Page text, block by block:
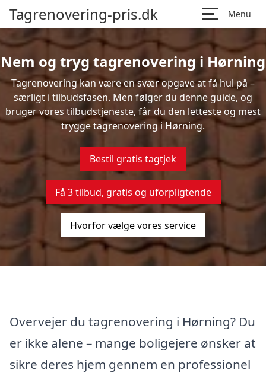
Tagrenovering-pris.dk Menu
Nem og tryg tagrenovering i Hørning
Tagrenovering kan være en svær opgave at få hul på –
særligt i tilbudsfasen. Men følger du denne guide, og
bruger vores tilbudstjeneste, får du den letteste og mest
trygge tagrenovering i Hørning.
Bestil gratis tagtjek
Få 3 tilbud, gratis og uforpligtende
Hvorfor vælge vores service
Overvejer du tagrenovering i Hørning? Du
er ikke alene – mange boligejere ønsker at
sikre deres hjem gennem en professionel